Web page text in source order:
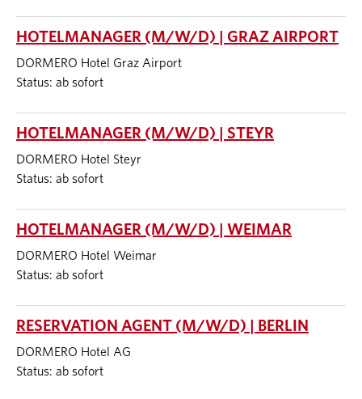
HOTELMANAGER (M/W/D) | GRAZ AIRPORT
DORMERO Hotel Graz Airport
Status: ab sofort
HOTELMANAGER (M/W/D) | STEYR
DORMERO Hotel Steyr
Status: ab sofort
HOTELMANAGER (M/W/D) | WEIMAR
DORMERO Hotel Weimar
Status: ab sofort
RESERVATION AGENT (M/W/D) | BERLIN
DORMERO Hotel AG
Status: ab sofort